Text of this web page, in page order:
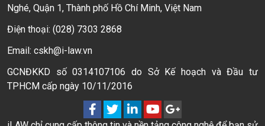
Nghé, Quận 1, Thành phố Hồ Chí Minh, Việt Nam
Điện thoại: (028) 7303 2868
Email: cskh@i-law.vn
GCNĐKKD số 0314107106 do Sở Kế hoạch và Đầu tư
TPHCM cấp ngày 10/11/2016